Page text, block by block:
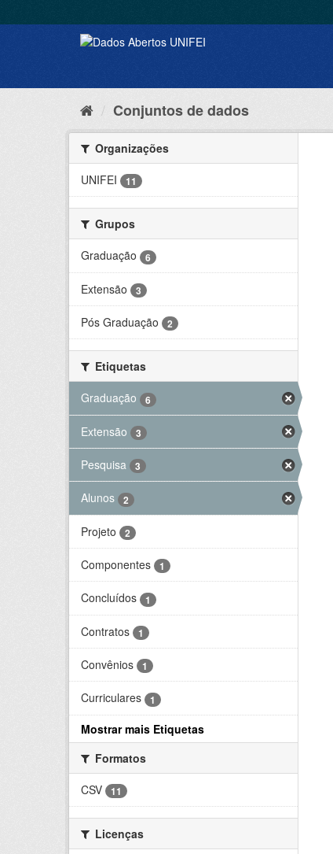
Conjuntos de dados
Organizações
UNIFEI
11
Grupos
Graduação
6
Extensão 3
Pós Graduação 2
Etiquetas
Graduação
6
Extensão 3
Pesquisa 3
Alunos 2
Projeto 2
Componentes 1
Concluídos 1
Contratos 1
Convênios 1
Curriculares 1
Mostrar mais Etiquetas
Formatos
CSV
11
Licenças